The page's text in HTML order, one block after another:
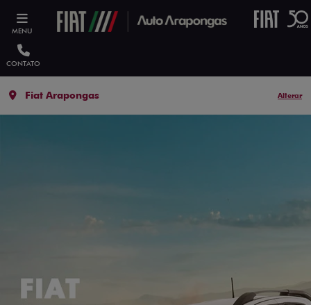
MENU
CONTATO
Fiat Arapongas Alterar